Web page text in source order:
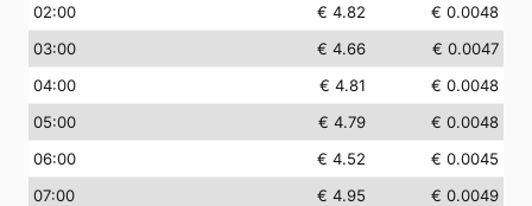
02:00 € 4.82
€ 0.0048
03:00 € 4.66
€ 0.0047
04:00 € 4.81
€ 0.0048
05:00 € 4.79
€ 0.0048
06:00 € 4.52
€ 0.0045
07:00 € 4.95
€ 0.0049